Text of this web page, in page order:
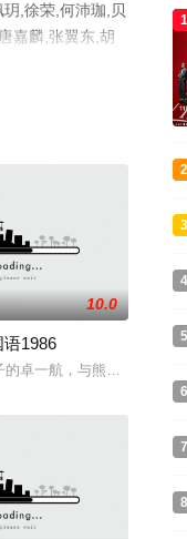
,徐荣,何沛珈,贝
嘉麟,张翼东,胡
费观看高清未删
人分饰两角，将
是些洗衣、做饭的杂活，
祈宋室能凭遗书中记载金
10.0
1986
的卓一航，与熊廷弼手下
1
2
3
4
5
6
7
8